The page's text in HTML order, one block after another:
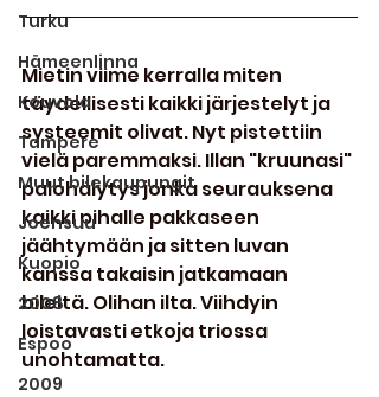
Turku
Hämeenlinna
Kouvola
Tampere
Muut bilekaupungit
Joensuu
Kuopio
2008
Espoo
2009
Mietin viime kerralla miten
täydellisesti kaikki järjestelyt ja
systeemit olivat. Nyt pistettiin
vielä paremmaksi. Illan "kruunasi"
palohälytys jonka seurauksena
kaikki pihalle pakkaseen
jäähtymään ja sitten luvan
kanssa takaisin jatkamaan
bileitä. Olihan ilta. Viihdyin
loistavasti etkoja triossa
unohtamatta.